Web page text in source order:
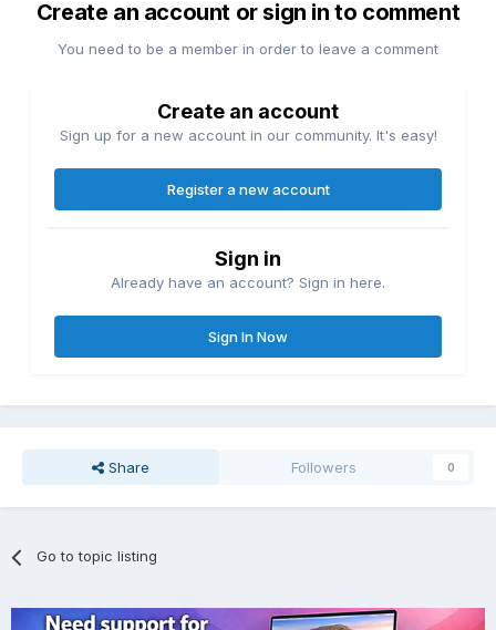
Create an account or sign in to comment
You need to be a member in order to leave a comment
Create an account
Sign up for a new account in our community. It's easy!
Register a new account
Sign in
Already have an account? Sign in here.
Sign In Now
Share Followers 0
Go to topic listing